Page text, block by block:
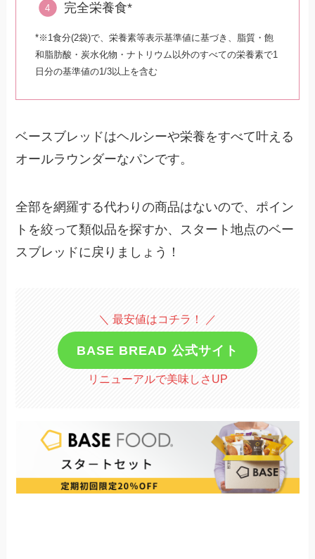
完全栄養食*
*※1食分(2袋)で、栄養素等表示基準値に基づき、脂質・飽
和脂肪酸・炭水化物・ナトリウム以外のすべての栄養素で1
日分の基準値の1/3以上を含む
ベースブレッドはヘルシーや栄養をすべて叶える
オールラウンダーなパンです。
全部を網羅する代わりの商品はないので、ポイン
トを絞って類似品を探すか、スタート地点のベー
スブレッドに戻りましょう！
＼ 最安値はコチラ！ ／
BASE BREAD 公式サイト
リニューアルで美味しさUP